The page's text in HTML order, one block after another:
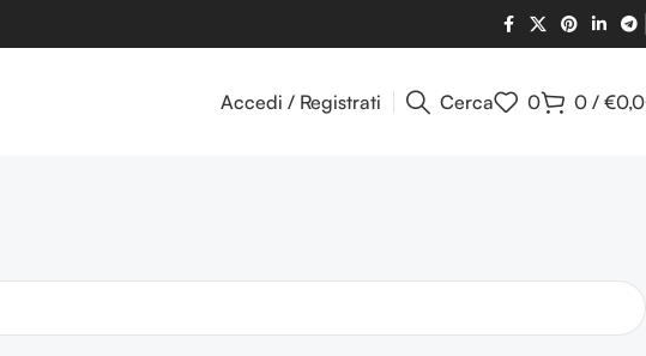
Accedi / Registrati Cerca 0 0 / €